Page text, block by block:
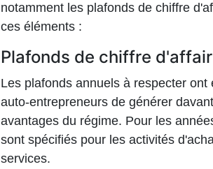
notamment les plafonds de chiffre
ces éléments :
Plafonds de chiffre
Les plafonds annuels à respecter
auto-entrepreneurs de générer
avantages du régime. Pour les
sont spécifiés pour les activités
services.